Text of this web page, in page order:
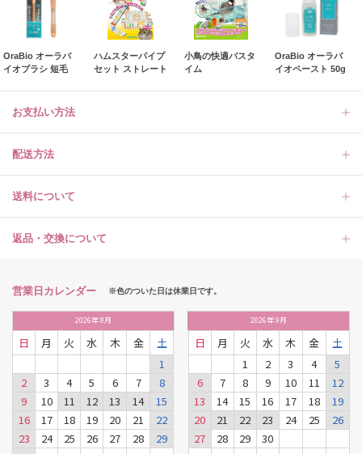
OraBio オーラバ
イオブラシ 短毛
ハムスターパイプ
セット ストレート
小鳥の快適バスタ
イム
OraBio オーラバ
イオペースト 50g
お支払い方法
配送方法
送料について
返品・交換について
営業日カレンダー ※色のついた日は休業日です。
2026年8月
日 月 火 水 木 金
土
1
2
3 4 5 6 7
8
9
10 11 12 13 14
15
16
17 18 19 20 21
22
23
24 25 26 27 28
29
2026年9月
日 月 火 水 木 金
土
1
2 3 4
5
6
7 8 9 10 11
12
13
14 15 16 17 18
19
20
21 22 23 24 25
26
27
28 29 30